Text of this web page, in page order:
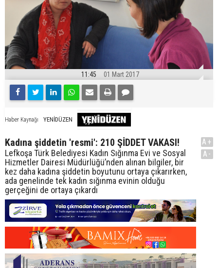
11:45 01 Mart 2017
Haber Kaynağı YENİDÜZEN
Kadına şiddetin 'resmi': 210 ŞİDDET VAKASI!
Lefkoşa Türk Belediyesi Kadın Sığınma Evi ve Sosyal
Hizmetler Dairesi Müdürlüğü’nden alınan bilgiler, bir
kez daha kadına şiddetin boyutunu ortaya çıkarırken,
ada genelinde tek kadın sığınma evinin olduğu
gerçeğini de ortaya çıkardı
A+
A-